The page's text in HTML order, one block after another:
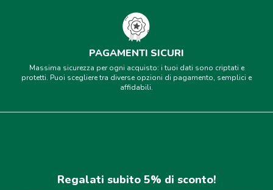
PAGAMENTI SICURI
Massima sicurezza per ogni acquisto: i tuoi dati sono criptati e
protetti. Puoi scegliere tra diverse opzioni di pagamento, semplici e
affidabili.
Regalati subito 5% di sconto!